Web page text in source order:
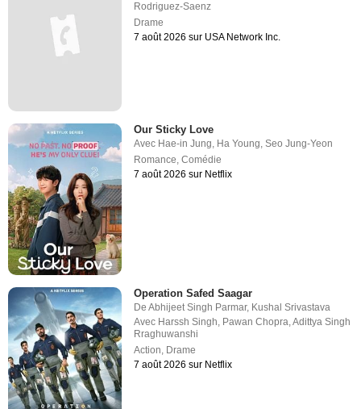
Rodriguez-Saenz
Drame
7 août 2026 sur USA Network Inc.
Our Sticky Love
Avec Hae-in Jung, Ha Young,Seo Jung-Yeon
Romance,Comédie
7 août 2026 sur Netflix
Operation Safed Saagar
DeAbhijeet Singh Parmar, Kushal Srivastava
Avec Harssh Singh, Pawan Chopra,Adittya Singh
Rraghuwanshi
Action, Drame
7 août 2026 sur Netflix